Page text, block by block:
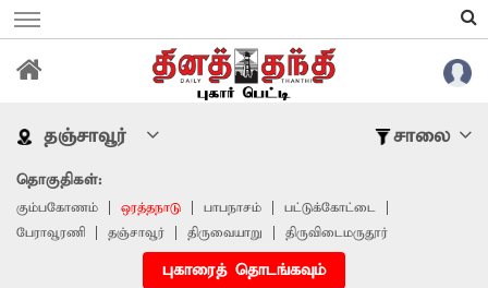
தஞ்சாவூர் சாலை
தொகுதிகள்:
கும்பகோணம் ஒரத்தநாடு பாபநாசம்
பட்டுக்கோட்டை
பேராவூரணி
தஞ்சாவூர் திருவையாறு திருவிடைமருதூர்
புகாரைத் தொடங்கவும்